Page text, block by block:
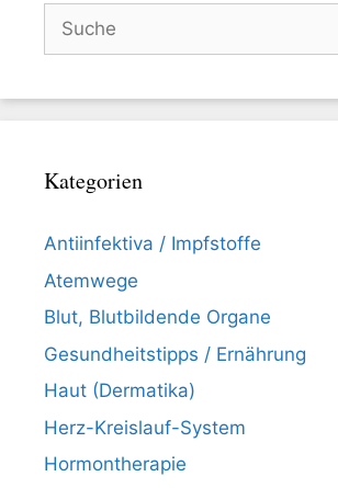
Suchen
Kategorien
Antiinfektiva / Impfstoffe
Atemwege
Blut, Blutbildende Organe
Gesundheitstipps / Ernährung
Haut (Dermatika)
Herz-Kreislauf-System
Hormontherapie